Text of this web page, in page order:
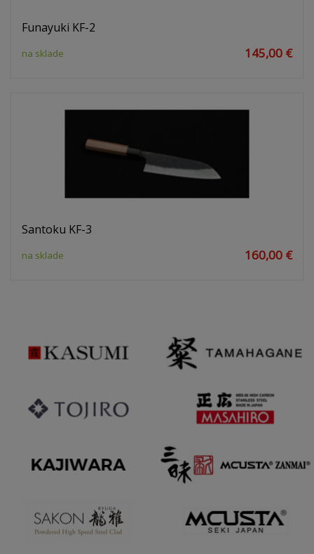
Funayuki KF-2
na sklade 145,00 €
Santoku KF-3
na sklade 160,00 €